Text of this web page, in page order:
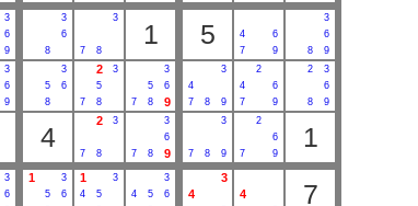
3
6
9
3
6
8
3
7 8
1 5 4
6
7
9
3
6
8
9
3
6
9
3
5
6
8
2
3
5
7
8
3
5
6
7
8 9
3
4
7
8 9
2
4
6
7
9
2
3
6
8
9
4
2 3
7 8
3
6
7
8 9
3
7 8 9
2
6
7
9
1
3
6
1
3
5
6
1
3
4
5
3
4
5
6
3
4
4 7